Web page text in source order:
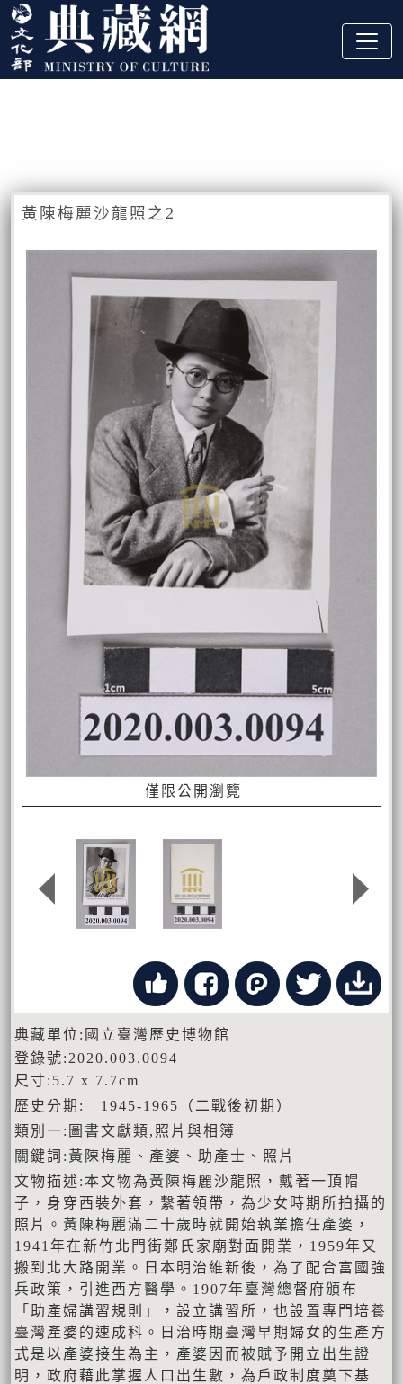
跳到主要內容
:::
黃陳梅麗沙龍照之2
僅限公開瀏覽
典藏單位:國立臺灣歷史博物館
登錄號:2020.003.0094
尺寸:5.7 x 7.7cm
歷史分期: 1945-1965（二戰後初期）
類別一:圖書文獻類,照片與相簿
關鍵詞:黃陳梅麗、產婆、助產士、照片
文物描述:本文物為黃陳梅麗沙龍照，戴著一頂帽
子，身穿西裝外套，繫著領帶，為少女時期所拍攝的
照片。黃陳梅麗滿二十歲時就開始執業擔任產婆，
1941年在新竹北門街鄭氏家廟對面開業，1959年又
搬到北大路開業。日本明治維新後，為了配合富國強
兵政策，引進西方醫學。1907年臺灣總督府頒布
「助產婦講習規則」，設立講習所，也設置專門培養
臺灣產婆的速成科。日治時期臺灣早期婦女的生產方
式是以產婆接生為主，產婆因而被賦予開立出生證
明，政府藉此掌握人口出生數，為戶政制度奠下基